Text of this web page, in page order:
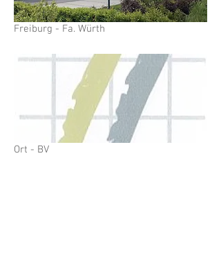
Freiburg - Fa. Würth
Ort - BV